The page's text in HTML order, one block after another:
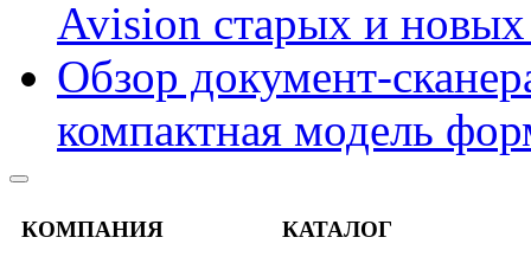
Avision старых и новых
Обзор документ-
компактная модель
КОМПАНИЯ КАТАЛОГ